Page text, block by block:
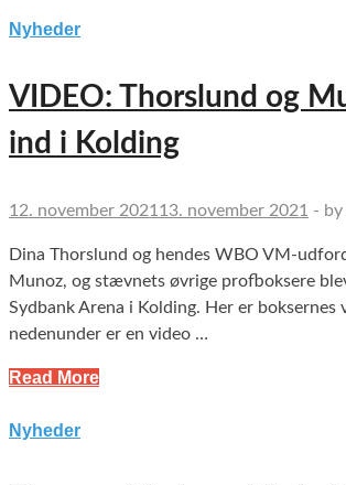
Nyheder
VIDEO: Thorslund og
ind i Kolding
12. november 202113. november 2021 - by
Dina Thorslund og hendes WBO VM-
Munoz, og stævnets øvrige profboksere
Sydbank Arena i Kolding. Her er boksernes
nedenunder er en video …
Read More
Nyheder